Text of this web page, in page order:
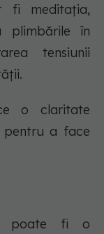
fi meditația,
plimbările în
tensiunii
o claritate
pentru a face
poate fi o